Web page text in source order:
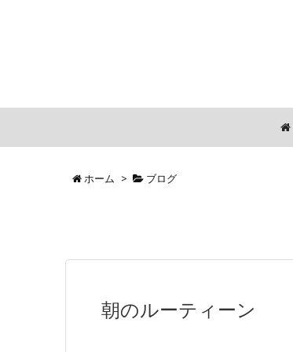
ホーム > ブログ
朝のルーティーン